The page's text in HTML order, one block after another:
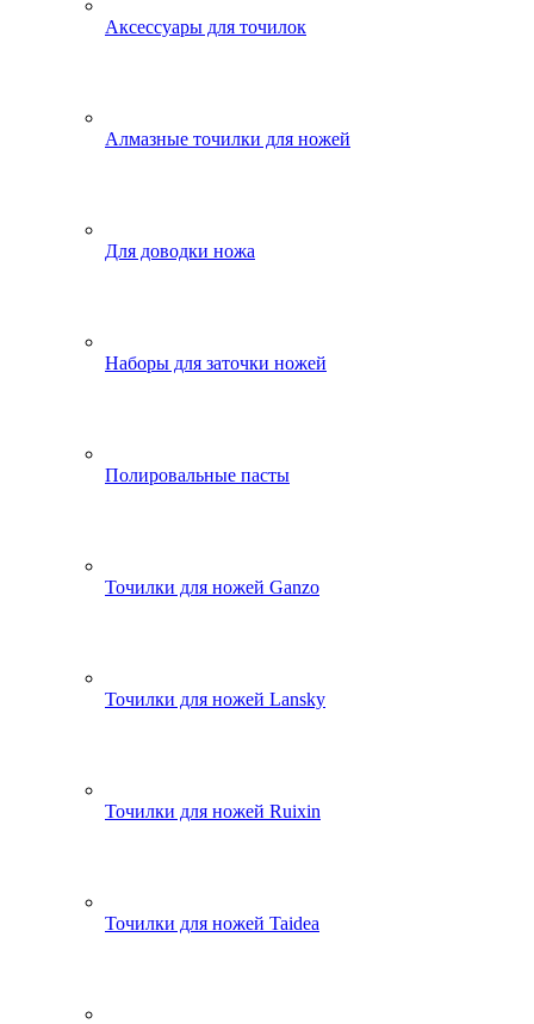
Аксессуары для точилок
Алмазные точилки для ножей
Для доводки ножа
Наборы для заточки ножей
Полировальные пасты
Точилки для ножей Ganzo
Точилки для ножей Lansky
Точилки для ножей Ruixin
Точилки для ножей Taidea